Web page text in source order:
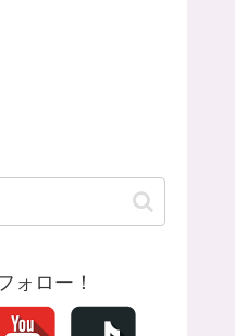
ォロー！